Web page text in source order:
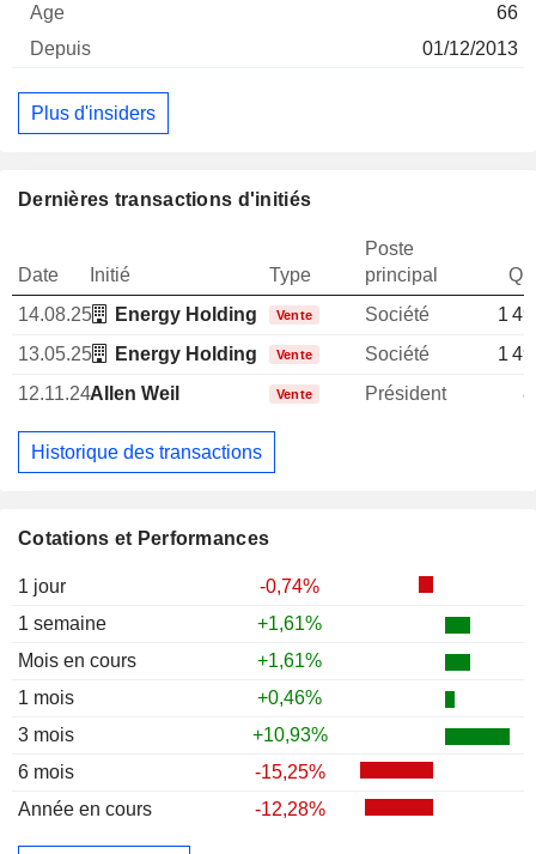
Cotations et Performances
1 jour
-0,74%
1 semaine
+1,61%
Mois en cours
+1,61%
1 mois
+0,46%
3 mois
+10,93%
6 mois
-15,25%
Année en cours
-12,28%
66
01/12/2013
Plus d'insiders
Dernières transactions d'initiés
Date Initié Type
Poste
principal
14.08.25
Energy Holding Corp.
Vente Société
1
13.05.25
Energy Holding Corp.
Vente Société
1
12.11.24Allen Weil Vente Président
Historique des transactions